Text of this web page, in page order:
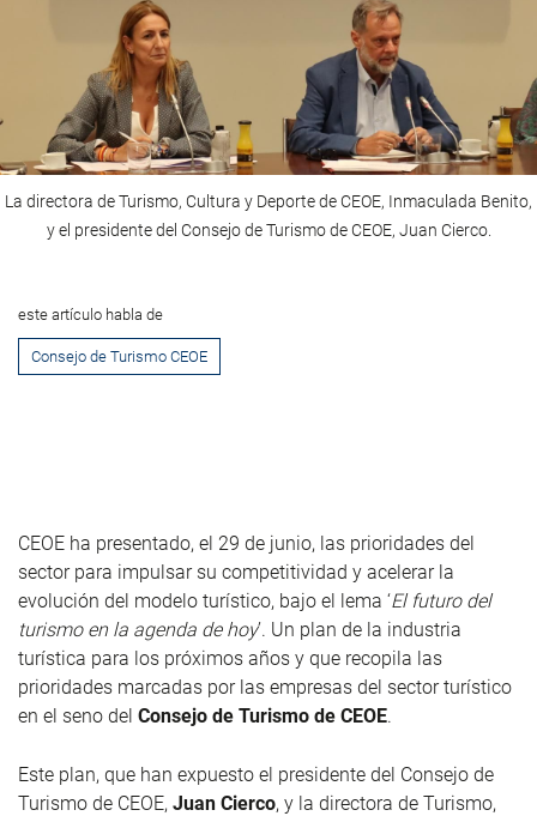
La directora de Turismo, Cultura y Deporte de CEOE, Inmaculada Benito,
y el presidente del Consejo de Turismo de CEOE, Juan Cierco.
este artículo habla de
Consejo de Turismo CEOE
CEOE ha presentado, el 29 de junio, las prioridades del
sector para impulsar su competitividad y acelerar la
evolución del modelo turístico, bajo el lema ‘El futuro del
turismo en la agenda de hoy’. Un plan de la industria
turística para los próximos años y que recopila las
prioridades marcadas por las empresas del sector turístico
en el seno del Consejo de Turismo de CEOE.
Este plan, que han expuesto el presidente del Consejo de
Turismo de CEOE, Juan Cierco, y la directora de Turismo,